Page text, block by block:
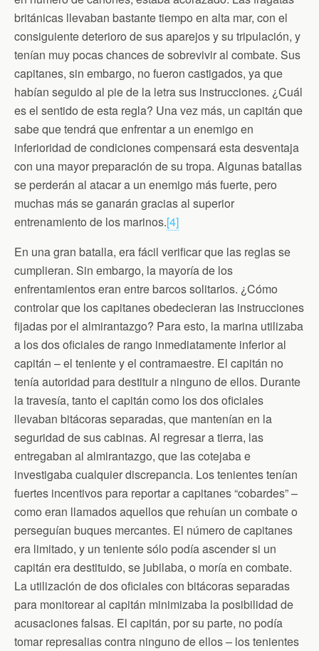
británicas llevaban bastante tiempo en alta mar, con el
consiguiente deterioro de sus aparejos y su tripulación, y
tenían muy pocas chances de sobrevivir al combate. Sus
capitanes, sin embargo, no fueron castigados, ya que
habían seguido al pie de la letra sus instrucciones. ¿Cuál
es el sentido de esta regla? Una vez más, un capitán que
sabe que tendrá que enfrentar a un enemigo en
inferioridad de condiciones compensará esta desventaja
con una mayor preparación de su tropa. Algunas batallas
se perderán al atacar a un enemigo más fuerte, pero
muchas más se ganarán gracias al superior
entrenamiento de los marinos.[4]
En una gran batalla, era fácil verificar que las reglas se
cumplieran. Sin embargo, la mayoría de los
enfrentamientos eran entre barcos solitarios. ¿Cómo
controlar que los capitanes obedecieran las instrucciones
fijadas por el almirantazgo? Para esto, la marina utilizaba
a los dos oficiales de rango inmediatamente inferior al
capitán – el teniente y el contramaestre. El capitán no
tenía autoridad para destituir a ninguno de ellos. Durante
la travesía, tanto el capitán como los dos oficiales
llevaban bitácoras separadas, que mantenían en la
seguridad de sus cabinas. Al regresar a tierra, las
entregaban al almirantazgo, que las cotejaba e
investigaba cualquier discrepancia. Los tenientes tenían
fuertes incentivos para reportar a capitanes “cobardes” –
como eran llamados aquellos que rehuían un combate o
perseguían buques mercantes. El número de capitanes
era limitado, y un teniente sólo podía ascender si un
capitán era destituido, se jubilaba, o moría en combate.
La utilización de dos oficiales con bitácoras separadas
para monitorear al capitán minimizaba la posibilidad de
acusaciones falsas. El capitán, por su parte, no podía
tomar represalias contra ninguno de ellos – los tenientes